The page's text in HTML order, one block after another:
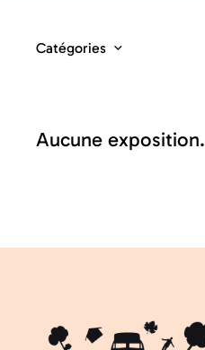
Catégories
Aucune exposition.